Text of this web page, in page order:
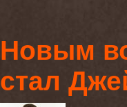
Новым
стал